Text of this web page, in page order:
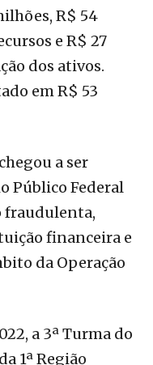
R$ 54
e R$ 27
dos ativos.
em R$ 53
a ser
Público Federal
fraudulenta,
financeira e
da Operação
a 3ª Turma do
1ª Região